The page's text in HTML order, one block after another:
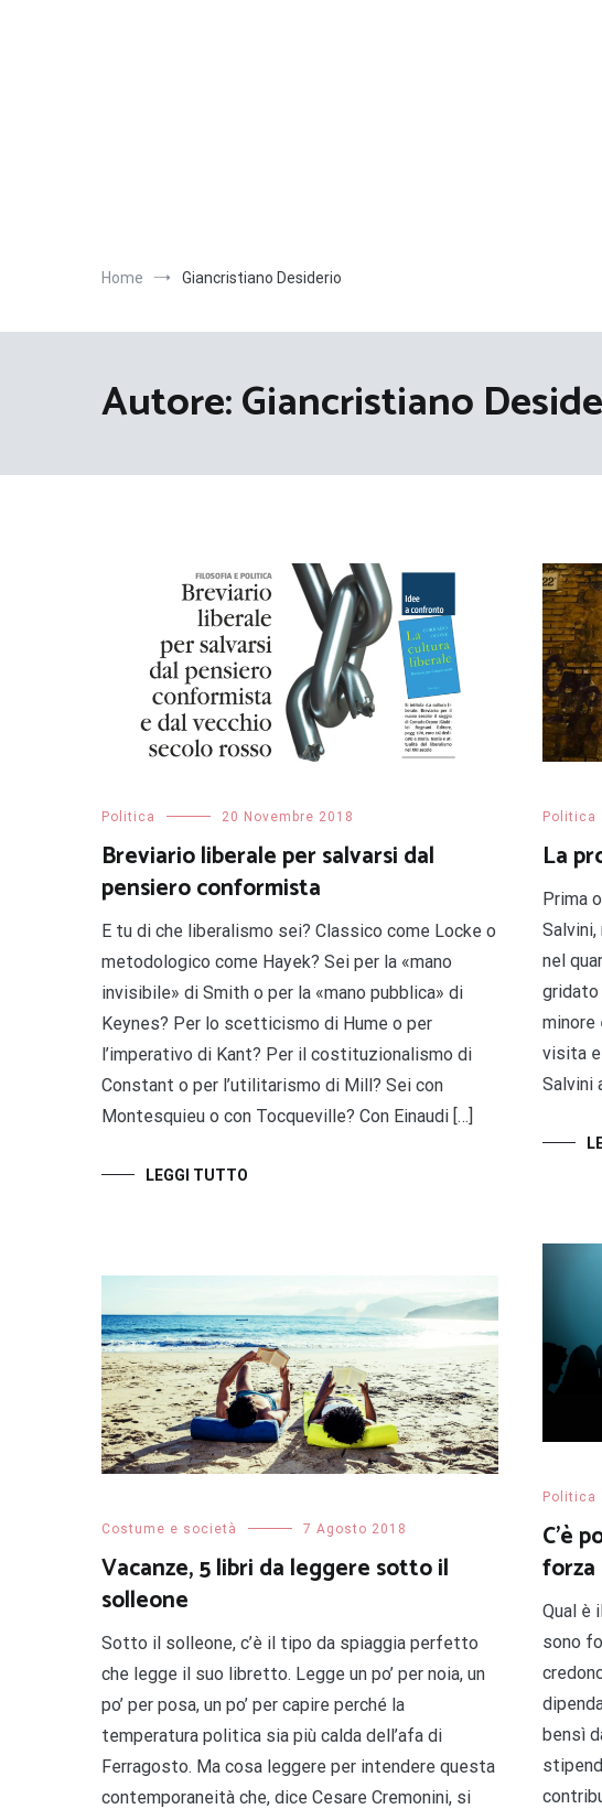
Home Giancristiano Desiderio
Autore:Giancristiano
Politica 20 Novembre 2018
Breviario liberale per salvarsi dal
pensiero conformista
E tu di che liberalismo sei? Classico come Locke o
metodologico come Hayek? Sei per la «mano
invisibile» di Smith o per la «mano pubblica» di
Keynes? Per lo scetticismo di Hume o per
l’imperativo di Kant? Per il costituzionalismo di
Constant o per l’utilitarismo di Mill? Sei con
Montesquieu o con Tocqueville? Con Einaudi […]
LEGGI TUTTO
Politica
La
Prima
nel
gridato
minore
visita
Salvini
Politica
C’è
forza
Qual è
sono
bensì
Costume e società 7 Agosto 2018
Vacanze, 5 libri da leggere sotto il
solleone
Sotto il solleone, c’è il tipo da spiaggia perfetto
che legge il suo libretto. Legge un po’ per noia, un
po’ per posa, un po’ per capire perché la
temperatura politica sia più calda dell’afa di
Ferragosto. Ma cosa leggere per intendere questa
contemporaneità che, dice Cesare Cremonini, si